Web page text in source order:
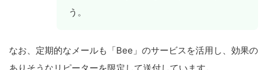
う。
なお、定期的なメールも「Bee」のサービスを活用し、効果の